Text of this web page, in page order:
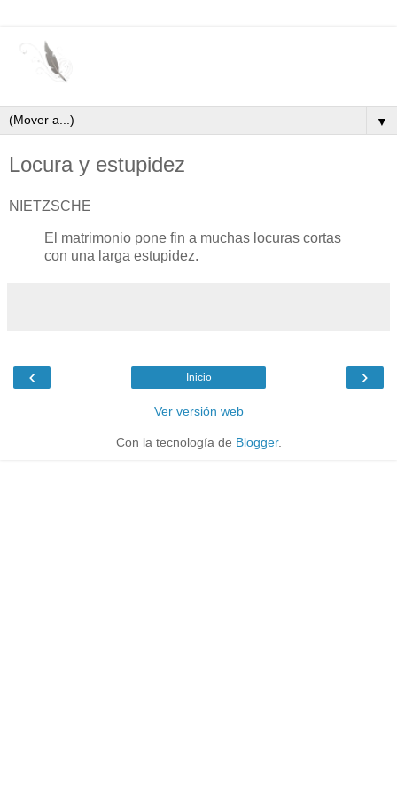
▼
Locura y estupidez
NIETZSCHE
El matrimonio pone fin a muchas locuras cortas
con una larga estupidez.
‹ ›
Inicio
Ver versión web
Con la tecnología de Blogger.